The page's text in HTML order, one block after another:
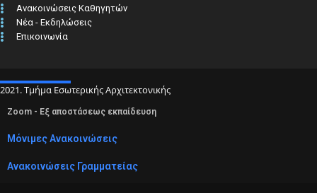
Ανακοινώσεις Καθηγητών
Νέα - Εκδηλώσεις
Επικοινωνία
2021. Τμήμα Εσωτερικής Αρχιτεκτονικής
Zoom - Εξ αποστάσεως εκπαίδευση
Μόνιμες Ανακοινώσεις
Ανακοινώσεις Γραμματείας